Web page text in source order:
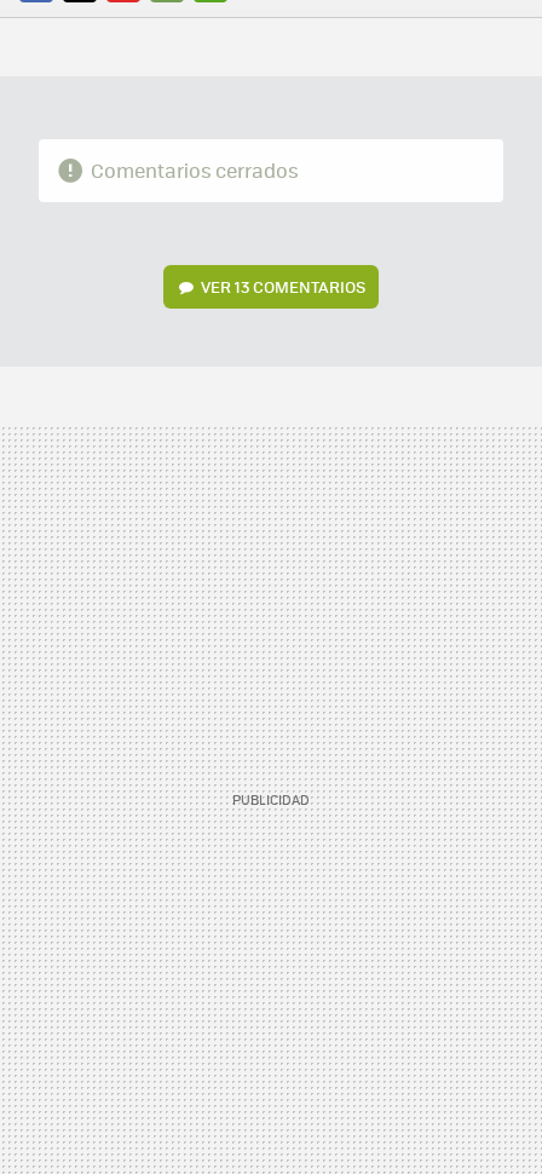
FACEBOOK
TWITTERFLIPBOARD
E-
WHATSAPP
Comentarios cerrados
VER13 COMENTARIOS